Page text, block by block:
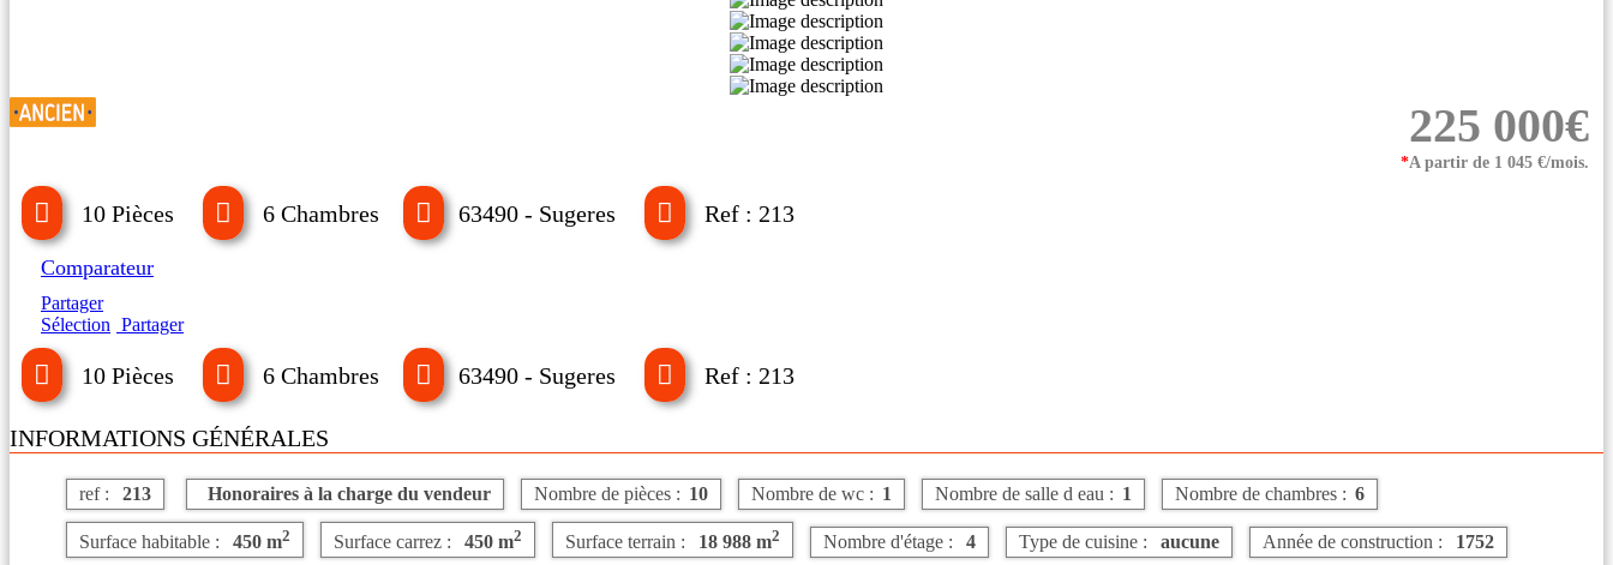
225 000€
*A partir de 1 045 €/mois.
10 Pièces 6 Chambres 63490 - Sugeres Ref : 213
Comparateur
Partager
Sélection Partager
10 Pièces 6 Chambres 63490 - Sugeres Ref : 213
INFORMATIONS GÉNÉRALES
ref : 213 Honoraires à la charge du vendeur Nombre de pièces : 10 Nombre de wc : 1 Nombre de salle d eau : 1 Nombre de chambres : 6
Surface habitable : 450 m2 Surface carrez : 450 m2 Surface terrain : 18 988 m2 Nombre d'étage : 4 Type de cuisine : aucune Année de construction : 1752